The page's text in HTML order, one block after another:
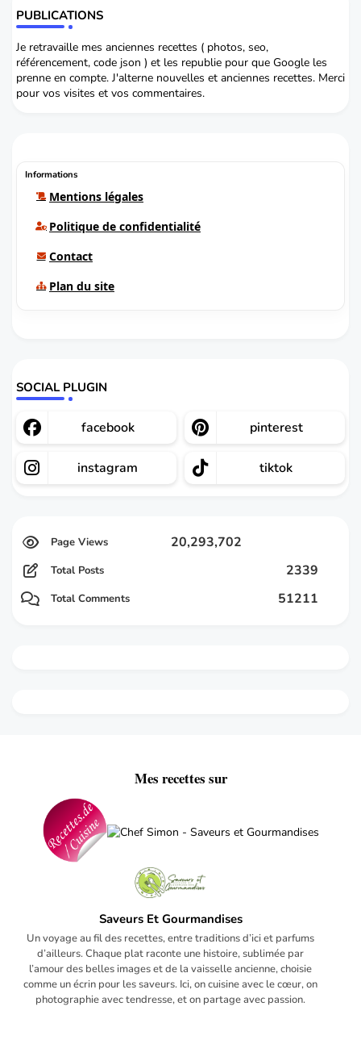
PUBLICATIONS
Je retravaille mes anciennes recettes ( photos, seo,
référencement, code json ) et les republie pour que Google les
prenne en compte. J'alterne nouvelles et anciennes recettes. Merci
pour vos visites et vos commentaires.
Informations
Mentions légales
Politique de confidentialité
Contact
Plan du site
SOCIAL PLUGIN
facebook pinterest
instagram tiktok
20,293,702
Total Posts 2339
Total Comments 51211
Mes recettes sur
Saveurs Et Gourmandises
Un voyage au fil des recettes, entre traditions d’ici et parfums
d’ailleurs. Chaque plat raconte une histoire, sublimée par
l’amour des belles images et de la vaisselle ancienne, choisie
comme un écrin pour les saveurs. Ici, on cuisine avec le cœur, on
photographie avec tendresse, et on partage avec passion.